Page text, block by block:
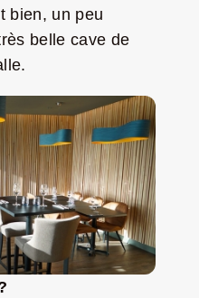
bien, un peu
belle cave de